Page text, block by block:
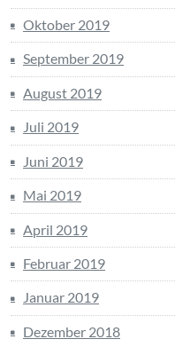
Oktober 2019
September 2019
August 2019
Juli 2019
Juni 2019
Mai 2019
April 2019
Februar 2019
Januar 2019
Dezember 2018